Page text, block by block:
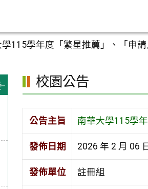
學115學年度「繁星推薦」、「申
校園公告
公告主旨 南華大學115學
發佈日期 2026 年 2 月 06
發佈單位 註冊組